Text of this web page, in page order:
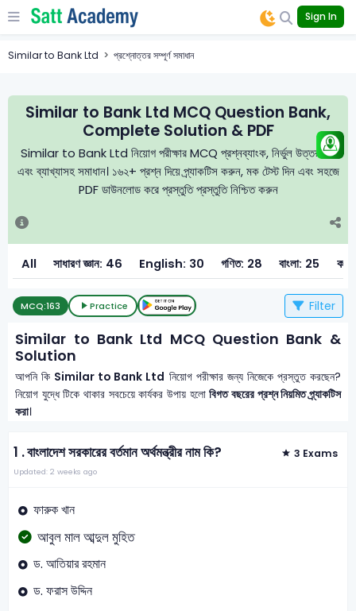
Sign In
Similar to Bank Ltd প্রশ্নোত্তর সম্পূর্ণ সমাধান
Similar to Bank Ltd MCQ Question Bank,
Complete Solution & PDF
Similar to Bank Ltd নিয়োগ পরীক্ষার MCQ প্রশ্নব্যাংক, নির্ভুল উত্তরমালা
এবং ব্যাখ্যাসহ সমাধান। ১৬২+ প্রশ্ন দিয়ে প্র্যাকটিস করুন, মক টেস্ট দিন এবং সহজে
PDF ডাউনলোড করে প্রস্তুতি প্রস্তুতি নিশ্চিত করুন
All সাধারণ জ্ঞান: 46 English: 30 গণিত: 28 বাংলা: 25
MCQ:163 Practice Filter
Similar to Bank Ltd MCQ Question Bank &
Solution
আপনি কি Similar to Bank Ltd নিয়োগ পরীক্ষার জন্য নিজেকে প্রস্তুত করছেন?
নিয়োগ যুদ্ধে টিকে থাকার সবচেয়ে কার্যকর উপায় হলোবিগত বছরের প্রশ্ন নিয়মিত প্র্যাকটিস
করা।
1 .বাংলাদেশ সরকারের বর্তমান অর্থমন্ত্রীর নাম কি? 3 Exams
Updated: 2 weeks ago
ফারুক খান
আবুল মাল আব্দুল মুহিত
ড. আতিয়ার রহমান
ড. ফরাস উদ্দিন